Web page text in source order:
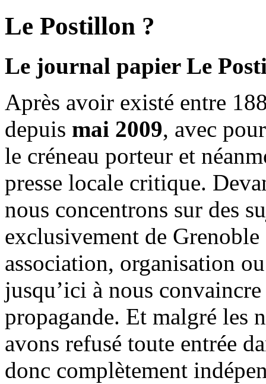
Le Postillon ?
Le journal papier Le
Après avoir existé entre
depuis mai 2009, avec
le créneau porteur et
presse locale critique.
nous concentrons sur des
exclusivement de
association, organisation
jusqu’ici à nous
propagande. Et malgré les
avons refusé toute entrée
donc complètement